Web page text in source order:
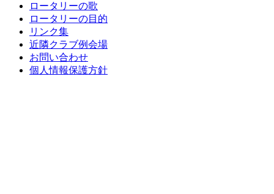
ロータリーの歌
ロータリーの目的
リンク集
近隣クラブ例会場
お問い合わせ
個人情報保護方針